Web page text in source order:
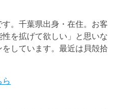
。千葉県出身・在住。お客
を拡げて欲しい」と思いな
しています。最近は貝殻拾
ら